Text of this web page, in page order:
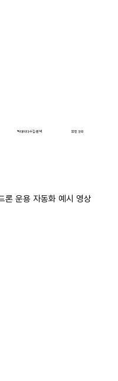
빅데이터 수집·분석 보안 강화
론 운용 자동화 예시 영상